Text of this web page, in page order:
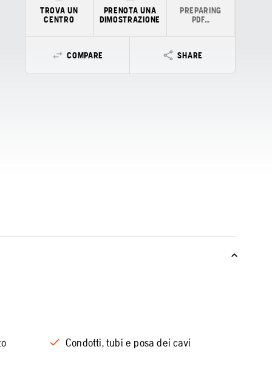
TROVA UN
CENTRO
PRENOTA UNA
DIMOSTRAZIONE
PREPARING
PDF…
COMPARE SHARE
Condotti, tubi e posa dei cavi